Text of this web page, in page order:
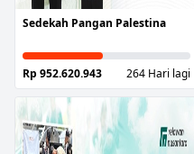
Sedekah Pangan Palestina
Rp 952.620.943 264 Hari lagi